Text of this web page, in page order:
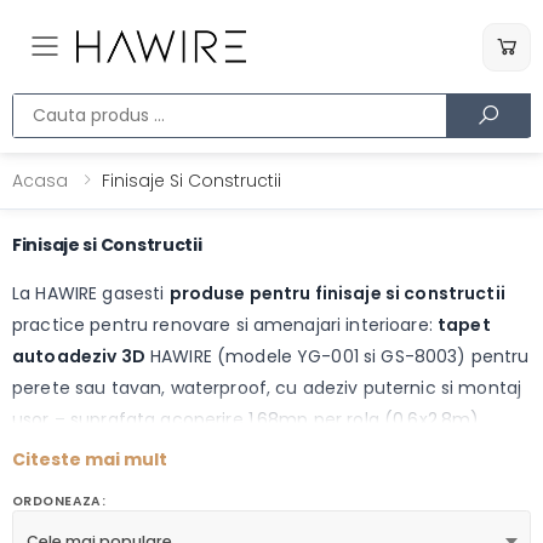
Toggle mobile menu
Cauta produs
Acasa Finisaje Si Constructii
ORDONEAZA:
Finisaje si Constructii
La HAWIRE gasesti produse pentru finisaje si constructii
practice pentru renovare si amenajari interioare: tapet
autoadeziv 3D HAWIRE (modele YG-001 si GS-8003) pentru
perete sau tavan, waterproof, cu adeziv puternic si montaj
usor – suprafata acoperire 1.68mp per rola (0.6x2.8m),
grosime 2.5mm. Ideal pentru refresh rapid al spatiilor fara
Citeste mai mult